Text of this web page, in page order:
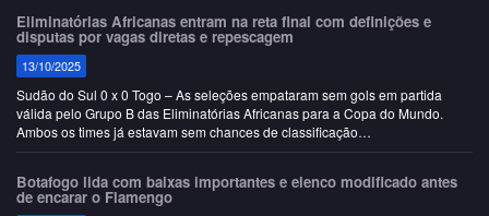
Eliminatórias Africanas entram na reta final com definições e
disputas por vagas diretas e repescagem
13/10/2025
Sudão do Sul 0 x 0 Togo – As seleções empataram sem gols em partida
válida pelo Grupo B das Eliminatórias Africanas para a Copa do Mundo.
Ambos os times já estavam sem chances de classificação…
Botafogo lida com baixas importantes e elenco modificado antes
de encarar o Flamengo